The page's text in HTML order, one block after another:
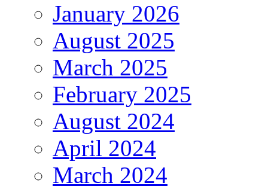
January 2026
August 2025
March 2025
February 2025
August 2024
April 2024
March 2024